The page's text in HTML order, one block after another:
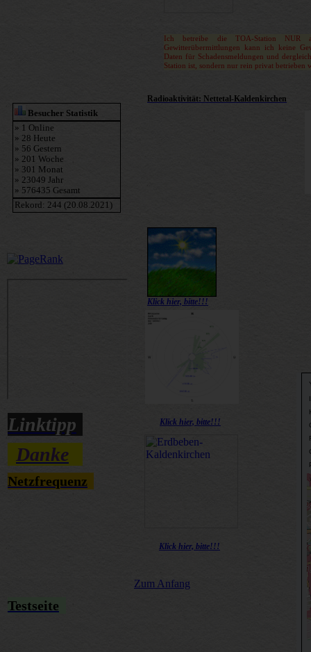
Ich betreibe die TOA-Station NUR
Gewitterübermittlungen kann ich keine
Daten für Schadensmeldungen und
Station ist, sondern nur rein privat betrieben
Linktipp
Danke
Netzfrequenz
Testseite
Radioaktivität: Nettetal-Kaldenkirchen
Klick hier, bitte!!!
Klick hier, bitte!!!
Klick hier, bitte!!!
Zum Anfang